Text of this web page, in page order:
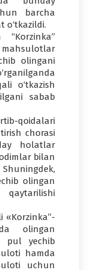
barcha
o‘tkazildi.
olingani
o‘tkazish
sabab
qoidalari
chorasi
holatlar
bilan
olingan
qaytarilishi
«Korzinka”-
olingan
pul yechib
hamda
uchun